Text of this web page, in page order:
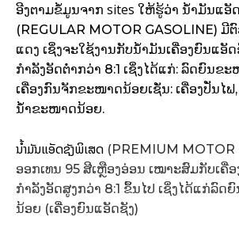
ອີງຕາມຂໍ້ມູນຈາກ sites ໃຫ້ຮູ້ວ່າ ນໍ້າມັນແອັ
(REGULAR MOTOR GASOLINE) ມີ
ແດງ ເຊິ່ງຈະໃຊ້ງານກັບນໍ້າມັນເຄື່ອງຍົນແອັ
ກຳລັງອັດຕໍ່າກວ່າ 8:1 ເຊິ່ງໄດ້ແກ່: ລົດຍົນຂ
ເຄື່ອງກົນຈັກຂະໜາດນ້ອຍເຊັ່ນ: ເຄື່ອງປັ່ນໄ
ນໍ້າຂະໜາດນ້ອຍ.
ນໍ້າມັນແອັດຊັງພິເສດ (PREMIUM MOTOR
ອອກເທນ 95 ສີເຫຼືອງອ່ອນ ເໝາະສົມກັບເຄື່
ກຳລັງອັດສູງກວ່າ 8:1 ຂຶ້ນໄປ ເຊິ່ງໄດ້ແກ່ລົດ
ນ້ອຍ (ເຄື່ອງຍົນແອັດຊັງ)